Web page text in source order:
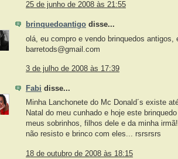
25 de junho de 2008 às 21:55
brinquedoantigo disse...
olá, eu compro e vendo brinquedos antigos,
barretods@gmail.com
3 de julho de 2008 às 17:39
Fabi disse...
Minha Lanchonete do Mc Donald´s existe
Natal do meu cunhado e hoje este
meus sobrinhos, filhos dele e da minha
não resisto e brinco com eles... rsrsrsrs
18 de outubro de 2008 às 18:15